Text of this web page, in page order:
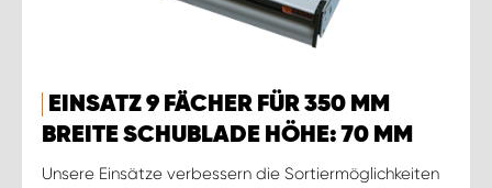
EINSATZ 9 FÄCHER FÜR 350 MM
BREITE SCHUBLADE HÖHE: 70 MM
Unsere Einsätze verbessern die Sortiermöglichkeiten